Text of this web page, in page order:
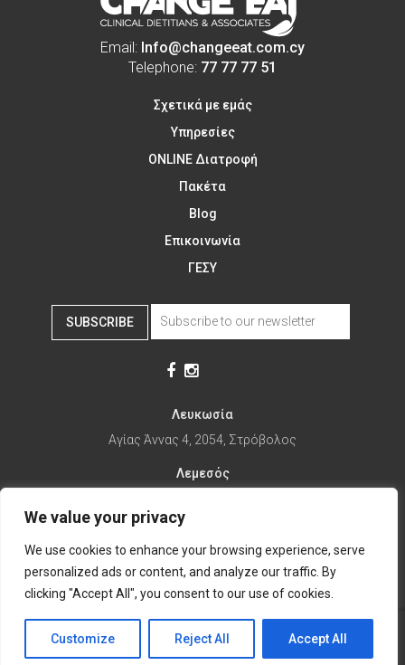
We value your privacy
We use cookies to enhance your browsing experience, serve
personalized ads or content, and analyze our traffic. By
clicking "Accept All", you consent to our use of cookies.
Customize Reject All Accept All
Email: Info@changeeat.com.cy
Telephone: 77 77 77 51
Σχετικά με εμάς
Υπηρεσίες
ONLINE Διατροφή
Πακέτα
Blog
Επικοινωνία
ΓΕΣΥ
SUBSCRIBE
Λευκωσία
Αγίας Άννας 4, 2054, Στρόβολος
Λεμεσός
1ης Απριλίου 67, 5281
it's time to Change Eat